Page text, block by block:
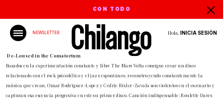
CON TODO
NEWSLETTER Hola, INICIA SESIÓN
De-Loused in the Comatorium
Basados en la experimentación constante y libre The Mars Volta consigue crear un disco
relacionado con el rock psicodélico y el jazz espontáneo, reconstruyendo constantemente la
música que crean. Omar Rodriguez-Lopez y Cedric Bixler-Zavala son violentos en el escenario y
capturan esa escencia progresiva en este su primer disco. Canción indispensable: Roulette Dares